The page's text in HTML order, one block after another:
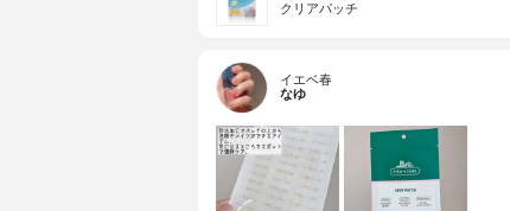
クリアパッチ
イエベ春
なゆ